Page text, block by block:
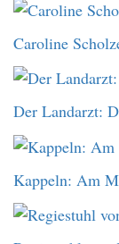
Caroline
Der Landarzt:
Kappeln: Am